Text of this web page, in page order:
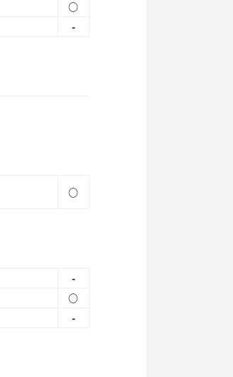
○
-
○
-
○
-